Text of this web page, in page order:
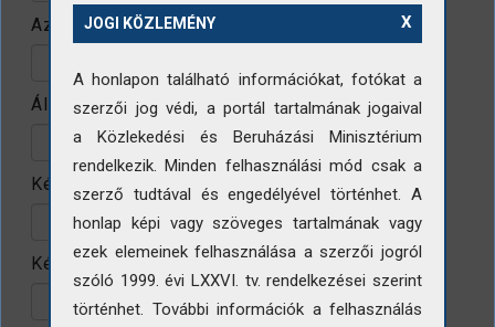
Azonosító
Állomány
Készítő
Készítés helye
X
JOGI KÖZLEMÉNY
A honlapon található információkat, fotókat a
szerzői jog védi, a portál tartalmának jogaival
a Közlekedési és Beruházási Minisztérium
rendelkezik. Minden felhasználási mód csak a
szerző tudtával és engedélyével történhet. A
honlap képi vagy szöveges tartalmának vagy
ezek elemeinek felhasználása a szerzői jogról
szóló 1999. évi LXXVI. tv. rendelkezései szerint
történhet. További információk a felhasználás